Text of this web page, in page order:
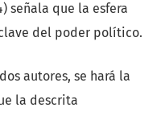
señala que la esfera
del poder político.
autores, se hará la
la descrita